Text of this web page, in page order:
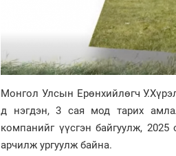
Монгол Улсын Ерөнхийлөгч
д нэгдэн, 3 сая мод тарих
компанийг үүсгэн байгуулж,
арчилж ургуулж байна.